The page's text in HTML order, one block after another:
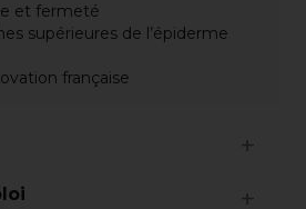
et fermeté
supérieures de l’épiderme
française